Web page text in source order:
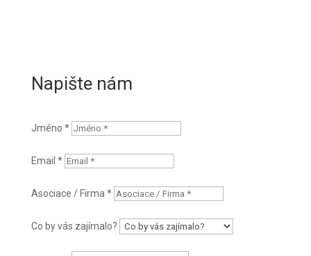
Napište nám
Jméno *
Email *
Asociace / Firma *
Co by vás zajímalo?